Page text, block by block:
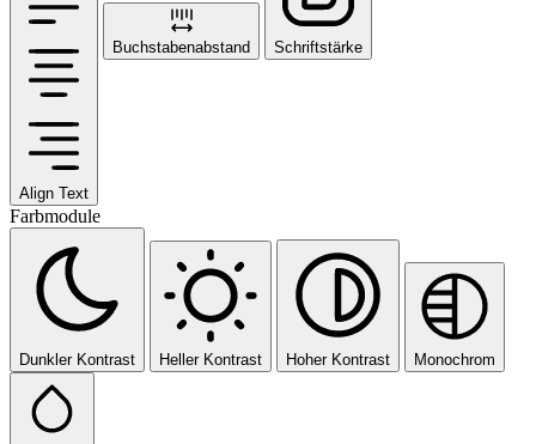
Align Text
Buchstabenabstand Schriftstärke
Farbmodule
Dunkler Kontrast Heller Kontrast Hoher Kontrast Monochrom